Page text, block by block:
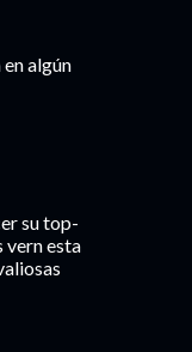
algún
su top-
vern esta